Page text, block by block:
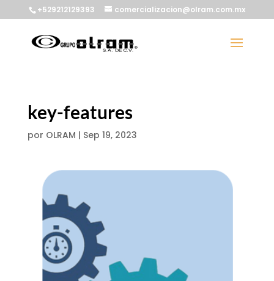
+529212129393 comercializacion@olram.com.mx
key-features
por OLRAM | Sep 19, 2023